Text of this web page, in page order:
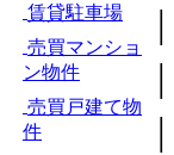
賃貸駐車場
売買マンショ
ン物件
売買戸建て物
件
|
|
|